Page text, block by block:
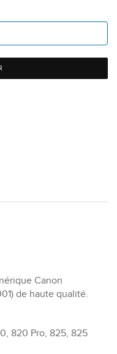
Canon
de haute qualité.
820 Pro, 825, 825